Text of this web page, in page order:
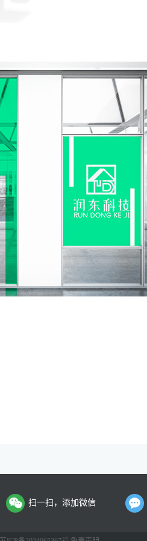
扫一扫，添加微信